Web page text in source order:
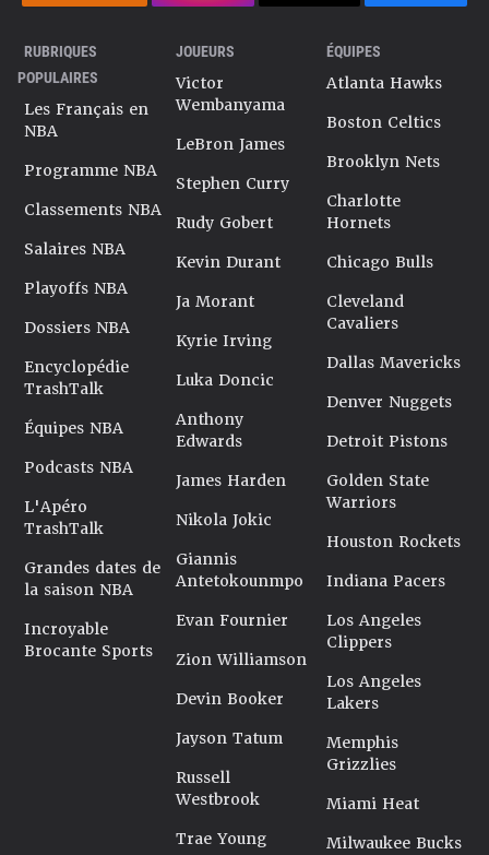
RUBRIQUES
POPULAIRES
Les Français en
NBA
Programme NBA
Classements NBA
Salaires NBA
Playoffs NBA
Dossiers NBA
Encyclopédie
TrashTalk
Équipes NBA
Podcasts NBA
L'Apéro
TrashTalk
Grandes dates de
la saison NBA
Incroyable
Brocante Sports
JOUEURS
Victor
Wembanyama
LeBron James
Stephen Curry
Rudy Gobert
Kevin Durant
Ja Morant
Kyrie Irving
Luka Doncic
Anthony
Edwards
James Harden
Nikola Jokic
Giannis
Antetokounmpo
Evan Fournier
Zion Williamson
Devin Booker
Jayson Tatum
Russell
Westbrook
Trae Young
ÉQUIPES
Atlanta Hawks
Boston Celtics
Brooklyn Nets
Charlotte
Hornets
Chicago Bulls
Cleveland
Cavaliers
Dallas Mavericks
Denver Nuggets
Detroit Pistons
Golden State
Warriors
Houston Rockets
Indiana Pacers
Los Angeles
Clippers
Los Angeles
Lakers
Memphis
Grizzlies
Miami Heat
Milwaukee Bucks